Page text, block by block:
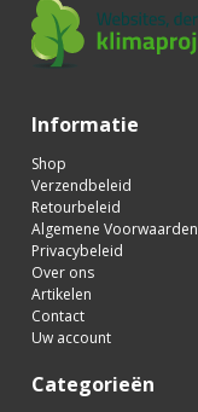
Informatie
Shop
Verzendbeleid
Retourbeleid
Algemene Voorwaarden
Privacybeleid
Over ons
Artikelen
Contact
Uw account
Categorieën